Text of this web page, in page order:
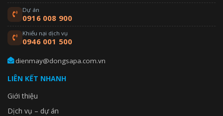
Dự án
0916 008 900
Khiếu nại dịch vụ
0946 001 500
dienmay@dongsapa.com.vn
LIÊN KẾT NHANH
Giới thiệu
Dịch vụ – dự án